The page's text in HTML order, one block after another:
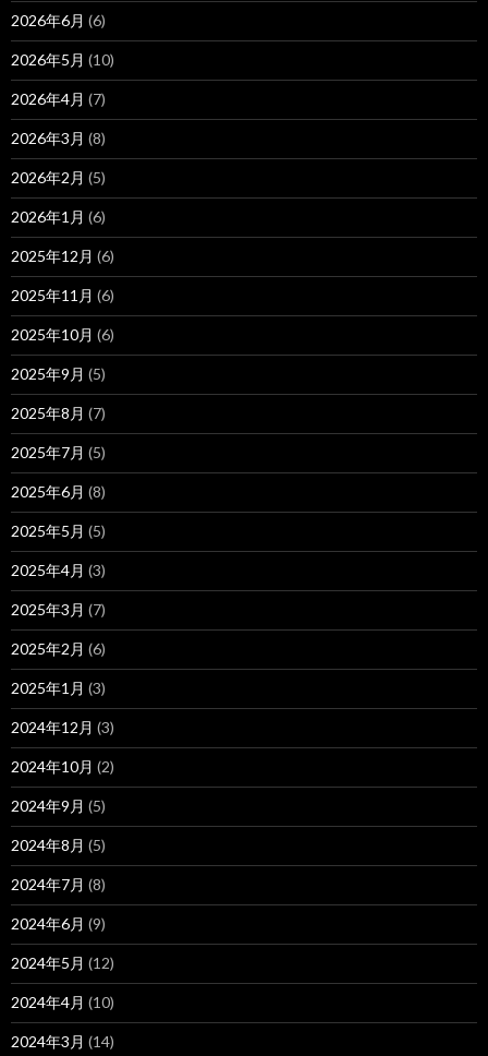
2026年6月 (6)
2026年5月 (10)
2026年4月 (7)
2026年3月 (8)
2026年2月 (5)
2026年1月 (6)
2025年12月 (6)
2025年11月 (6)
2025年10月 (6)
2025年9月 (5)
2025年8月 (7)
2025年7月 (5)
2025年6月 (8)
2025年5月 (5)
2025年4月 (3)
2025年3月 (7)
2025年2月 (6)
2025年1月 (3)
2024年12月 (3)
2024年10月 (2)
2024年9月 (5)
2024年8月 (5)
2024年7月 (8)
2024年6月 (9)
2024年5月 (12)
2024年4月 (10)
2024年3月 (14)